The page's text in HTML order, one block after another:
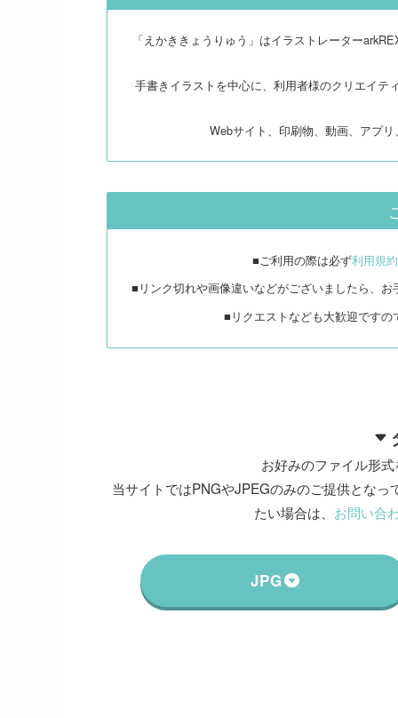
「えかききょうりゅう」はイラストレーター
手書きイラストを中心に、利用者様のクリエイテ
Webサイト、印刷物、動画、アプ
■ご利用の際は必ず利用規約
■リンク切れや画像違いなどがございましたら、お
■リクエストなども大歓迎ですの
お好みのファイル形
当サイトではPNGやJPEGのみのご提供とな
たい場合は、 お問い合
JPG